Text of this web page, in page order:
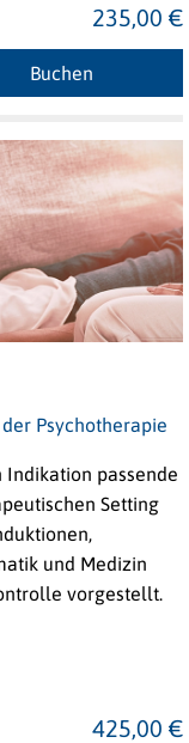
235,00 €
Buchen
Psychotherapie
Indikation passende
Setting
und Medizin
vorgestellt.
425,00 €